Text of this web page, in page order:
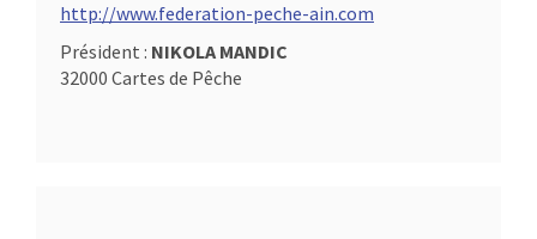
http://www.federation-peche-ain.com
Président : NIKOLA MANDIC
32000 Cartes de Pêche